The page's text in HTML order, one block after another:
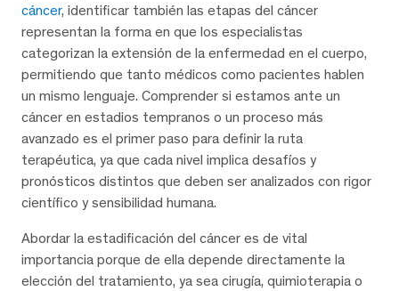
cáncer, identificar también las etapas del cáncer
representan la forma en que los especialistas
categorizan la extensión de la enfermedad en el cuerpo,
permitiendo que tanto médicos como pacientes hablen
un mismo lenguaje. Comprender si estamos ante un
cáncer en estadios tempranos o un proceso más
avanzado es el primer paso para definir la ruta
terapéutica, ya que cada nivel implica desafíos y
pronósticos distintos que deben ser analizados con rigor
científico y sensibilidad humana.
Abordar la estadificación del cáncer es de vital
importancia porque de ella depende directamente la
elección del tratamiento, ya sea cirugía, quimioterapia o